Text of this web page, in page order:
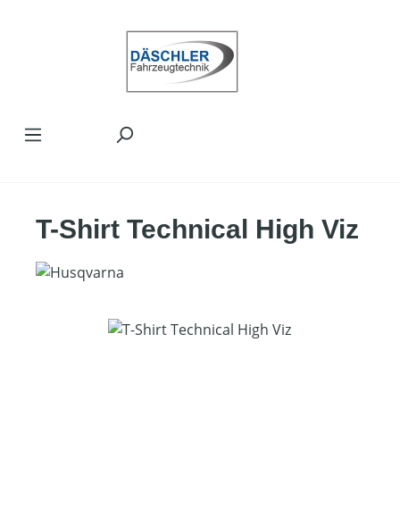
T-Shirt Technical High Viz
Bildergalerie überspringen